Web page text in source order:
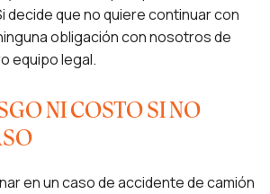
decide que no quiere continuar con
obligación con nosotros de
equipo legal.
NI COSTO SI NO
en un caso de accidente de camión